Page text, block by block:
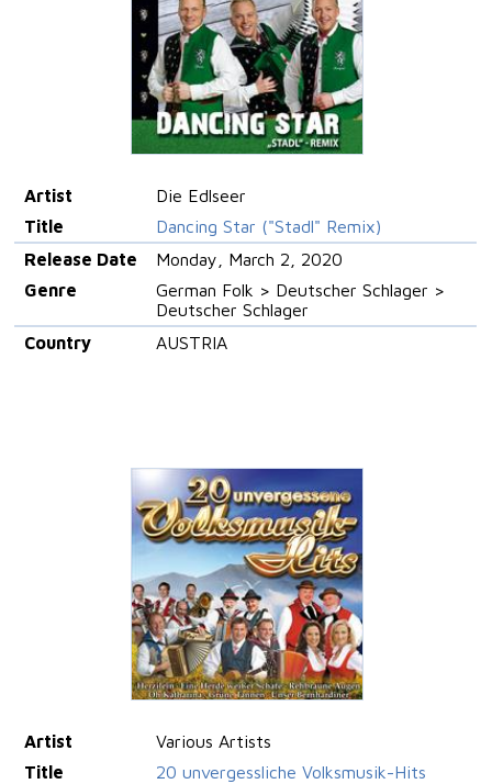
Artist
Die Edlseer
Title
Dancing Star ("Stadl" Remix)
Release Date
Monday, March 2, 2020
Genre
German Folk > Deutscher Schlager >
Deutscher Schlager
Country
AUSTRIA
Artist
Various Artists
Title
20 unvergessliche Volksmusik-Hits